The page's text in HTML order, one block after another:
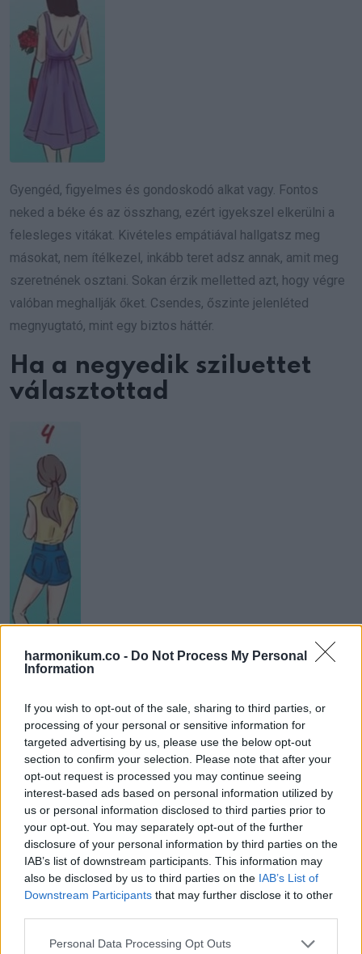
harmonikum.co - Do Not Process My Personal
Information
If you wish to opt-out of the sale, sharing to third parties, or
processing of your personal or sensitive information for
targeted advertising by us, please use the below opt-out
section to confirm your selection. Please note that after your
opt-out request is processed you may continue seeing
interest-based ads based on personal information utilized by
us or personal information disclosed to third parties prior to
your opt-out. You may separately opt-out of the further
disclosure of your personal information by third parties on the
IAB’s list of downstream participants. This information may
also be disclosed by us to third parties on the IAB’s List of
Downstream Participants that may further disclose it to other
Please note that this website/app uses one or more Google
Personal Data Processing Opt Outs
Gyengéd, figyelmes és gondoskodó alkat vagy. Fontos
neked a béke és az összhang, ezért igyekszel elkerülni a
felesleges vitákat. Kivételes empátiával hallgatsz meg
másokat, nem ítélkezel, inkább teret adsz annak, amit meg
szeretnének osztani. Sokan érzik melletted azt, hogy végre
valóban meghallják őket. Csendes, őszinte jelenléted
megnyugtató, mint egy biztos háttér.
Ha a negyedik sziluettet
választottad
Bölcs, kiegyensúlyozott és megfontolt személyiség vagy.
miközben tartod a saját határaidat. Jól méred fel a
helyzeteket, nem reagálsz túl, inkább átgondoltan
cselekszel. Igazságérzeted és nyugalmad sokak számára
tiszteletre méltó. Gyakran fordulnak hozzád tanácsért, mert
iránytűként működsz bizonytalan helyzetekben.
Ha az ötödik sziluettet
választottad